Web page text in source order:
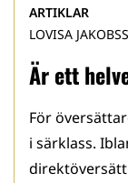
Är ett
ARTIKLAR
LOVISA
För
i särklass.